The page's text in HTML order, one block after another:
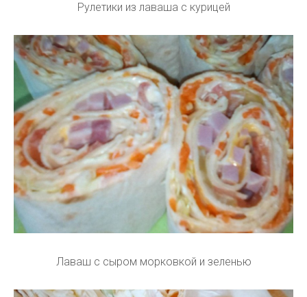
Рулетики из лаваша с курицей
Лаваш с сыром морковкой и зеленью